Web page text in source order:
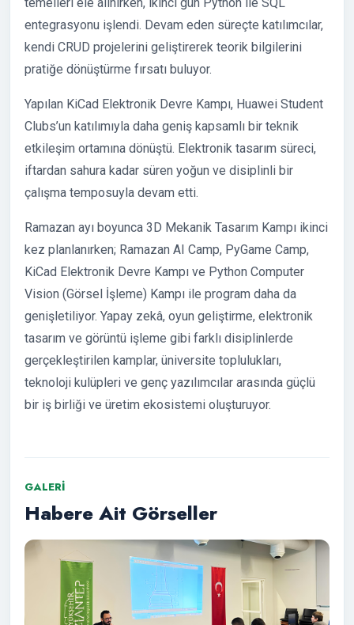
entegrasyonu işlendi. Devam eden süreçte katılımcılar,
kendi CRUD projelerini geliştirerek teorik bilgilerini
pratiğe dönüştürme fırsatı buluyor.
Yapılan KiCad Elektronik Devre Kampı, Huawei Student
Clubs’un katılımıyla daha geniş kapsamlı bir teknik
etkileşim ortamına dönüştü. Elektronik tasarım süreci,
iftardan sahura kadar süren yoğun ve disiplinli bir
çalışma temposuyla devam etti.
Ramazan ayı boyunca 3D Mekanik Tasarım Kampı ikinci
kez planlanırken; Ramazan AI Camp, PyGame Camp,
KiCad Elektronik Devre Kampı ve Python Computer
Vision (Görsel İşleme) Kampı ile program daha da
genişletiliyor. Yapay zekâ, oyun geliştirme, elektronik
tasarım ve görüntü işleme gibi farklı disiplinlerde
gerçekleştirilen kamplar, üniversite toplulukları,
teknoloji kulüpleri ve genç yazılımcılar arasında güçlü
bir iş birliği ve üretim ekosistemi oluşturuyor.
GALERI
Habere Ait Görseller